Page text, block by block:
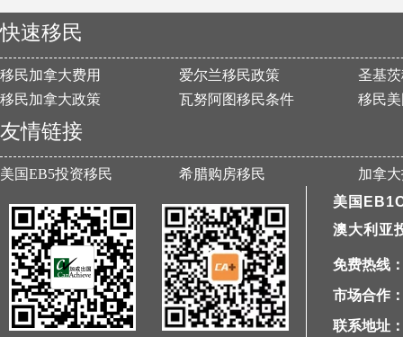
快速移民
移民加拿大费用 爱尔兰移民政策
圣基
移民加拿大政策
瓦努阿图移民条件 移民
友情链接
美国EB5投资移民 希腊购房移民 加拿
美国
澳大利亚
免费热线
市场合作
联系地址